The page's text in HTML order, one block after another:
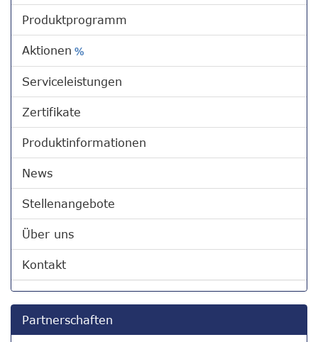
Produktprogramm
Aktionen %
Serviceleistungen
Zertifikate
Produktinformationen
News
Stellenangebote
Über uns
Kontakt
Partnerschaften